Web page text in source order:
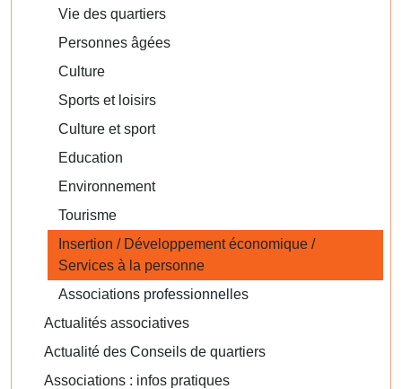
Vie des quartiers
Personnes âgées
Culture
Sports et loisirs
Culture et sport
Education
Environnement
Tourisme
Insertion / Développement économique /
Services à la personne
Associations professionnelles
Actualités associatives
Actualité des Conseils de quartiers
Associations : infos pratiques